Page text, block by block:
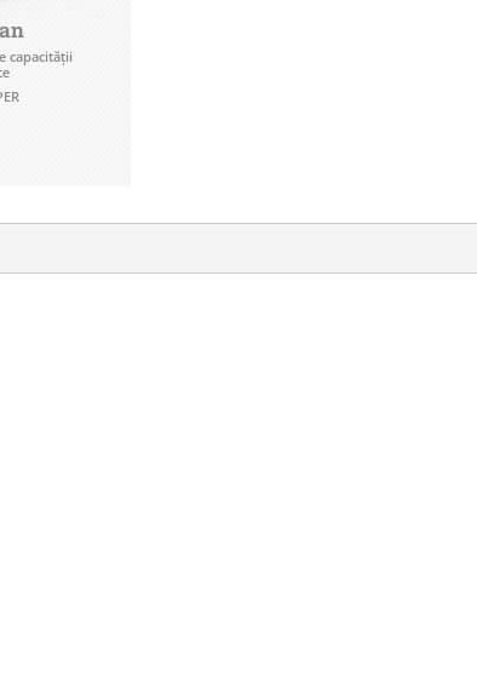
capacității